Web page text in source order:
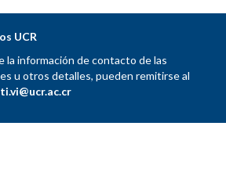
UCR
la información de contacto de las
u otros detalles, pueden remitirse al